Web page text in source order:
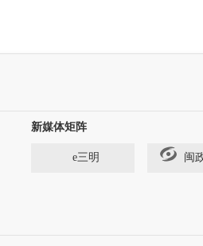
新媒体矩阵
e三明 闽